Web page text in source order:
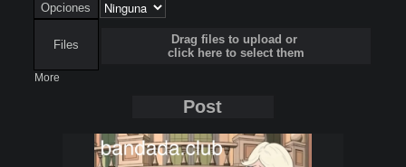
Opciones
Files
Drag files to upload or
click here to select them
More
Post